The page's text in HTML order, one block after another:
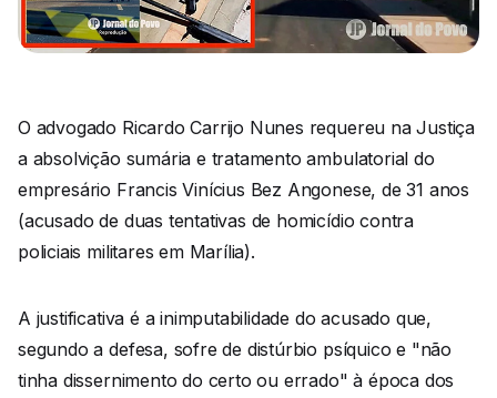
O advogado Ricardo Carrijo Nunes requereu na Justiça
a absolvição sumária e tratamento ambulatorial do
empresário Francis Vinícius Bez Angonese, de 31 anos
(acusado de duas tentativas de homicídio contra
policiais militares em Marília).
A justificativa é a inimputabilidade do acusado que,
segundo a defesa, sofre de distúrbio psíquico e "não
tinha dissernimento do certo ou errado" à época dos